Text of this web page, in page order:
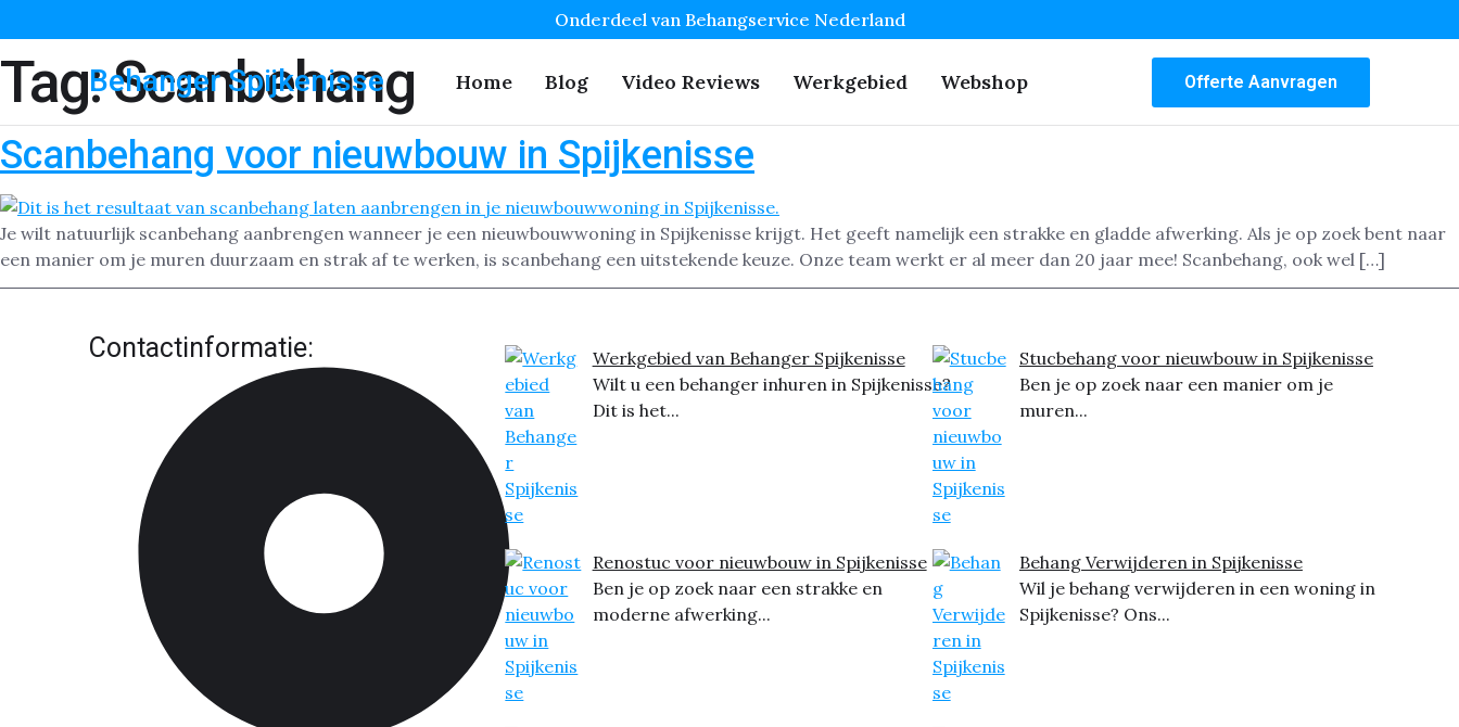
Onderdeel van Behangservice Nederland
Behanger Spijkenisse Home Blog Video Reviews Werkgebied Webshop Offerte Aanvragen
Tag:Scanbehang
Scanbehang voor nieuwbouw in Spijkenisse
Je wilt natuurlijk scanbehang aanbrengen wanneer je een nieuwbouwwoning in Spijkenisse krijgt. Het geeft namelijk een strakke en gladde afwerking. Als je op zoek bent naar
een manier om je muren duurzaam en strak af te werken, is scanbehang een uitstekende keuze. Onze team werkt er al meer dan 20 jaar mee! Scanbehang, ook wel […]
Contactinformatie:
Werkgebied van Behanger Spijkenisse
Wilt u een behanger inhuren in Spijkenisse?
Dit is het...
Renostuc voor nieuwbouw in Spijkenisse
Ben je op zoek naar een strakke en
moderne afwerking...
Stucbehang voor nieuwbouw in Spijkenisse
Ben je op zoek naar een manier om je
muren...
Behang Verwijderen in Spijkenisse
Wil je behang verwijderen in een woning in
Spijkenisse? Ons...